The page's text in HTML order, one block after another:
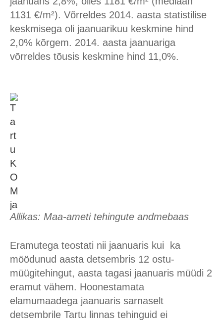
1131 €/m²). Võrreldes 2014. aasta statistilise
keskmisega oli jaanuarikuu keskmine hind
2,0% kõrgem. 2014. aasta jaanuariga
võrreldes tõusis keskmine hind 11,0%.
Allikas: Maa-ameti tehingute andmebaas
Eramutega teostati nii jaanuaris kui ka
möödunud aasta detsembris 12 ostu-
müügitehingut, aasta tagasi jaanuaris müüdi 2
eramut vähem. Hoonestamata
elamumaadega jaanuaris sarnaselt
detsembrile Tartu linnas tehinguid ei